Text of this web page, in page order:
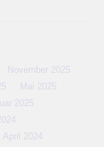
November 2025
Mai 2025
2025
April 2024